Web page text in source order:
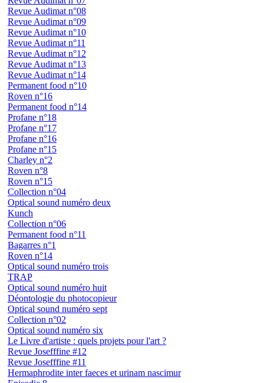
Revue Audimat n°08
Revue Audimat n°09
Revue Audimat n°10
Revue Audimat n°11
Revue Audimat n°12
Revue Audimat n°13
Revue Audimat n°14
Permanent food n°10
Roven n°16
Permanent food n°14
Profane n°18
Profane n°17
Profane n°16
Profane n°15
Charley n°2
Roven n°8
Roven n°15
Collection n°04
Optical sound numéro deux
Kunch
Collection n°06
Permanent food n°11
Bagarres n°1
Roven n°14
Optical sound numéro trois
TRAP
Optical sound numéro huit
Déontologie du photocopieur
Optical sound numéro sept
Collection n°02
Optical sound numéro six
Le Livre d'artiste : quels projets pour l'art ?
Revue Josefffine #12
Revue Josefffine #11
Hermaphrodite inter faeces et urinam nascimur